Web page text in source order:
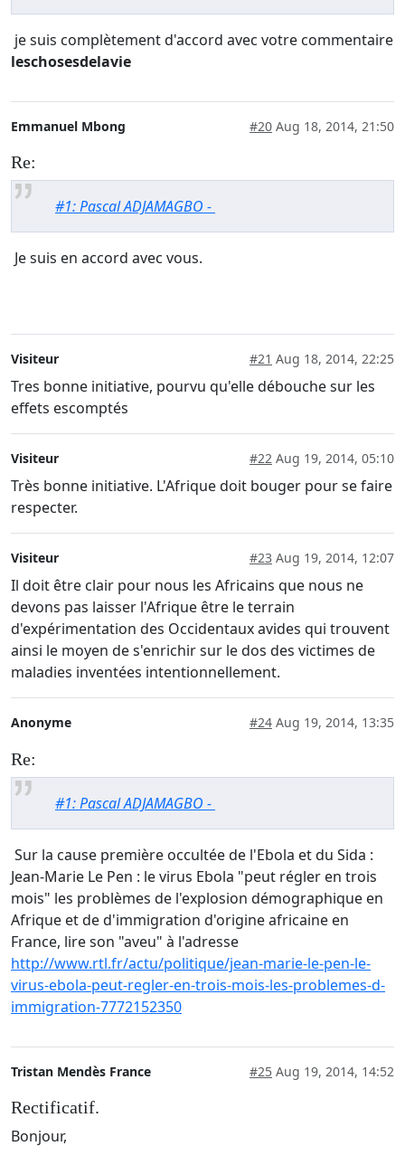
je suis complètement d'accord avec votre commentaire
leschosesdelavie
Emmanuel Mbong #20 Aug 18, 2014, 21:50
Re:
#1: Pascal ADJAMAGBO -
Je suis en accord avec vous.
Visiteur #21 Aug 18, 2014, 22:25
Tres bonne initiative, pourvu qu'elle débouche sur les
effets escomptés
Visiteur #22 Aug 19, 2014, 05:10
Très bonne initiative. L'Afrique doit bouger pour se faire
respecter.
Visiteur #23 Aug 19, 2014, 12:07
Il doit être clair pour nous les Africains que nous ne
devons pas laisser l'Afrique être le terrain
d'expérimentation des Occidentaux avides qui trouvent
ainsi le moyen de s'enrichir sur le dos des victimes de
maladies inventées intentionnellement.
Anonyme #24 Aug 19, 2014, 13:35
Re:
#1: Pascal ADJAMAGBO -
Sur la cause première occultée de l'Ebola et du Sida :
Jean-Marie Le Pen : le virus Ebola "peut régler en trois
mois" les problèmes de l'explosion démographique en
Afrique et de d'immigration d'origine africaine en
France, lire son "aveu" à l'adresse
http://www.rtl.fr/actu/politique/jean-marie-le-pen-le-
virus-ebola-peut-regler-en-trois-mois-les-problemes-d-
immigration-7772152350
Tristan Mendès France #25 Aug 19, 2014, 14:52
Rectificatif.
Bonjour,